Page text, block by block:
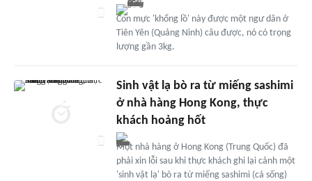
Con mực 'khổng lồ' này được một ngư dân ở
Tiên Yên (Quảng Ninh) câu được, nó có trọng
lượng gần 3kg.
Sinh vật lạ bò ra từ miếng sashimi
ở nhà hàng Hong Kong, thực
khách hoảng hốt
Một nhà hàng ở Hong Kong (Trung Quốc) đã
phải xin lỗi sau khi thực khách ghi lại cảnh một
'sinh vật lạ' bò ra từ miếng sashimi (cá sống)